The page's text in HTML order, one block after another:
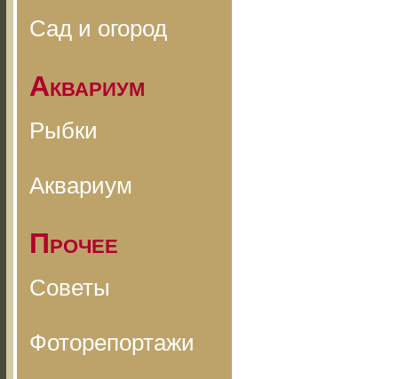
Сад и огород
Аквариум
Рыбки
Аквариум
Прочее
Советы
Фоторепортажи